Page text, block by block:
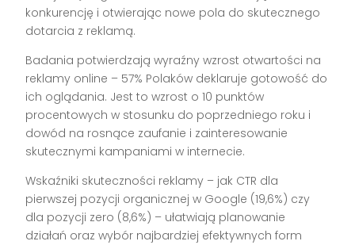
konkurencję i otwierając nowe pola do skutecznego
dotarcia z reklamą.
Badania potwierdzają wyraźny wzrost otwartości na
reklamy online – 57% Polaków deklaruje gotowość do
ich oglądania. Jest to wzrost o 10 punktów
procentowych w stosunku do poprzedniego roku i
dowód na rosnące zaufanie i zainteresowanie
skutecznymi kampaniami w internecie.
Wskaźniki skuteczności reklamy – jak CTR dla
pierwszej pozycji organicznej w Google (19,6%) czy
dla pozycji zero (8,6%) – ułatwiają planowanie
działań oraz wybór najbardziej efektywnych form